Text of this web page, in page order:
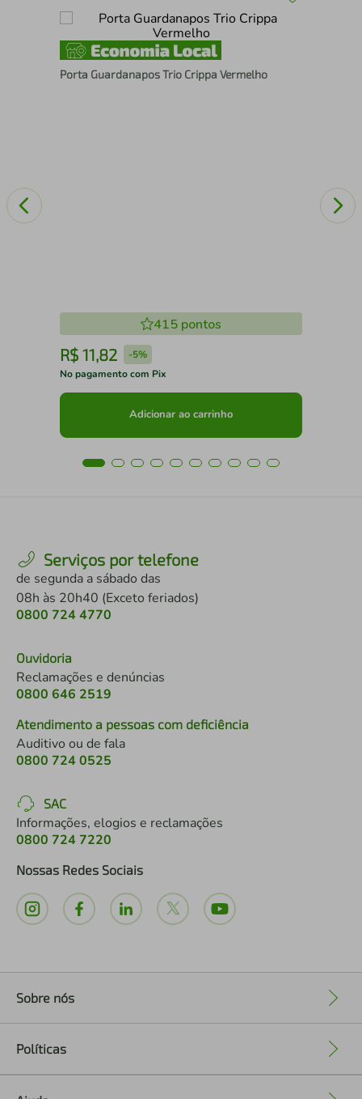
Porta Guardanapos Trio Crippa Vermelho
415 pontos
R$ 11,82 -5%
No pagamento com Pix
Adicionar ao carrinho
Serviços por telefone
de segunda a sábado das
08h às 20h40 (Exceto feriados)
0800 724 4770
Ouvidoria
Reclamações e denúncias
0800 646 2519
Atendimento a pessoas com deficiência
Auditivo ou de fala
0800 724 0525
SAC
Informações, elogios e reclamações
0800 724 7220
Nossas Redes Sociais
Sobre nós
Políticas